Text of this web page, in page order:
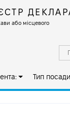
або місцевого
Тип